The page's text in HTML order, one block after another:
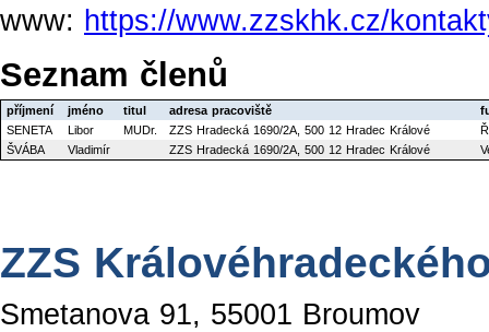
www: https://www.zzskhk.cz/
Seznam členů
příjmení jméno titul adresa pracoviště
SENETA
Libor MUDr. ZZS Hradecká 1690/2A, 500 12 Hradec Králové
ŠVÁBA
Vladimír ZZS Hradecká 1690/2A, 500 12 Hradec Králové
ZZS
Smetanova 91, 55001 Broumov